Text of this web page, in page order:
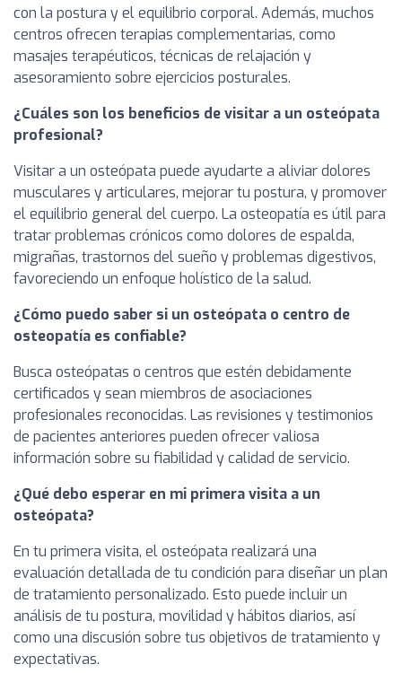
con la postura y el equilibrio corporal. Además, muchos
centros ofrecen terapias complementarias, como
masajes terapéuticos, técnicas de relajación y
asesoramiento sobre ejercicios posturales.
¿Cuáles son los beneficios de visitar a un osteópata
profesional?
Visitar a un osteópata puede ayudarte a aliviar dolores
musculares y articulares, mejorar tu postura, y promover
el equilibrio general del cuerpo. La osteopatía es útil para
tratar problemas crónicos como dolores de espalda,
migrañas, trastornos del sueño y problemas digestivos,
favoreciendo un enfoque holístico de la salud.
¿Cómo puedo saber si un osteópata o centro de
osteopatía es confiable?
Busca osteópatas o centros que estén debidamente
certificados y sean miembros de asociaciones
profesionales reconocidas. Las revisiones y testimonios
de pacientes anteriores pueden ofrecer valiosa
información sobre su fiabilidad y calidad de servicio.
¿Qué debo esperar en mi primera visita a un
osteópata?
En tu primera visita, el osteópata realizará una
evaluación detallada de tu condición para diseñar un plan
de tratamiento personalizado. Esto puede incluir un
análisis de tu postura, movilidad y hábitos diarios, así
como una discusión sobre tus objetivos de tratamiento y
expectativas.